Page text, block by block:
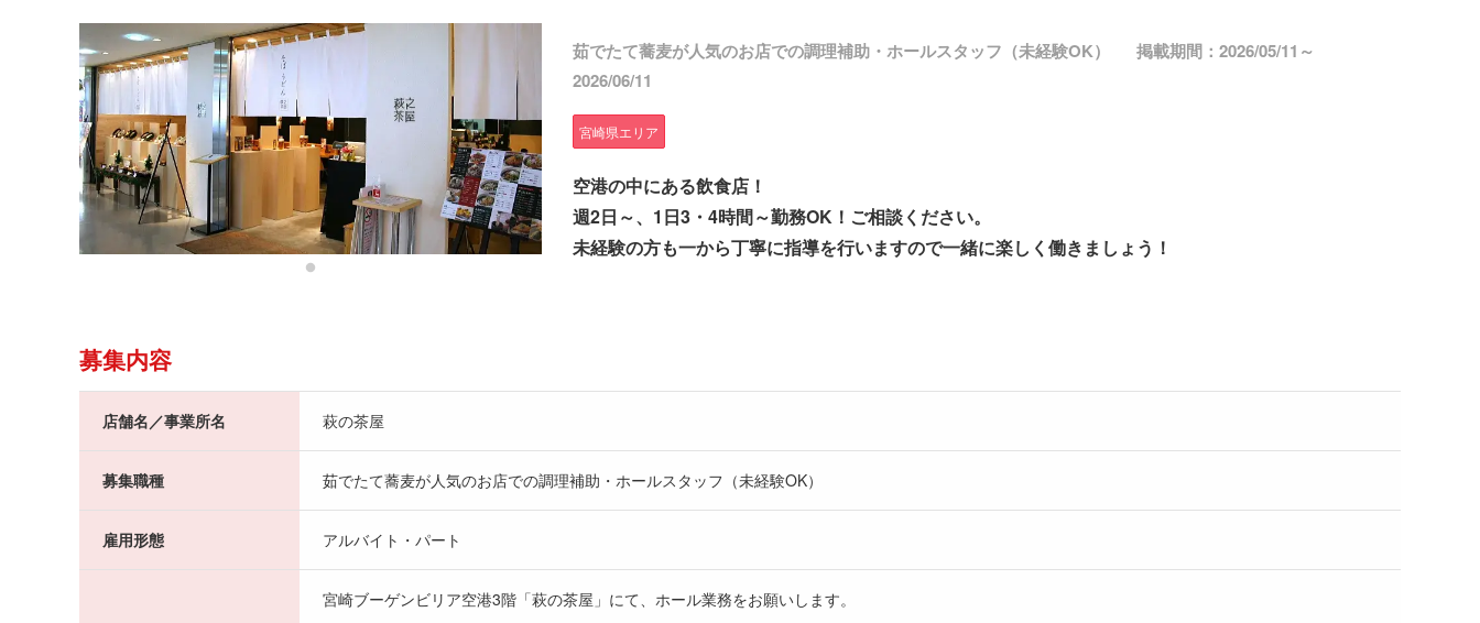
茹でたて蕎麦が人気のお店での調理補助・ホールスタッフ（未経験OK）
掲載期間：2026/05/11～
2026/06/11
宮崎県エリア
空港の中にある飲食店！
週2日～、1日3・4時間～勤務OK！ご相談ください。
未経験の方も一から丁寧に指導を行いますので一緒に楽しく働きましょう！
募集内容
店舗名／事業所名 萩の茶屋
募集職種 茹でたて蕎麦が人気のお店での調理補助・ホールスタッフ（未経験OK）
雇用形態 アルバイト・パート
宮崎ブーゲンビリア空港3階「萩の茶屋」にて、ホール業務をお願いします。